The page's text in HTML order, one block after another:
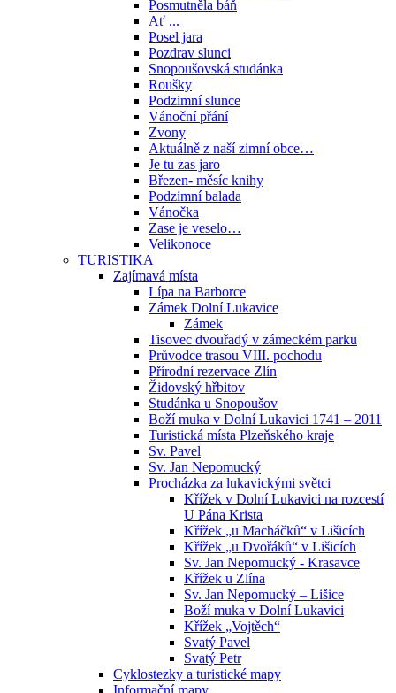
Posmutněla báň
Ať ...
Posel jara
Pozdrav slunci
Snopoušovská studánka
Roušky
Podzimní slunce
Vánoční přání
Zvony
Aktuálně z naší zimní obce…
Je tu zas jaro
Březen- měsíc knihy
Podzimní balada
Vánočka
Zase je veselo…
Velikonoce
TURISTIKA
Zajímavá místa
Lípa na Barborce
Zámek Dolní Lukavice
Zámek
Tisovec dvouřadý v zámeckém parku
Průvodce trasou VIII. pochodu
Přírodní rezervace Zlín
Židovský hřbitov
Studánka u Snopoušov
Boží muka v Dolní Lukavici 1741 – 2011
Turistická místa Plzeňského kraje
Sv. Pavel
Sv. Jan Nepomucký
Procházka za lukavickými světci
Křížek v Dolní Lukavici na rozcestí
U Pána Krista
Křížek „u Macháčků“ v Lišicích
Křížek „u Dvořáků“ v Lišicích
Sv. Jan Nepomucký - Krasavce
Křížek u Zlína
Sv. Jan Nepomucký – Lišice
Boží muka v Dolní Lukavici
Křížek „Vojtěch“
Svatý Pavel
Svatý Petr
Cyklostezky a turistické mapy
Informační mapy